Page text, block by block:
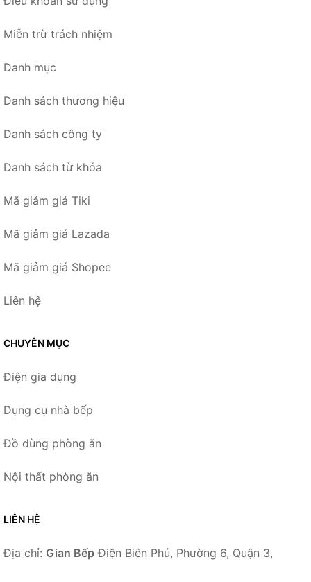
Miễn trừ trách nhiệm
Danh mục
Danh sách thương hiệu
Danh sách công ty
Danh sách từ khóa
Mã giảm giá Tiki
Mã giảm giá Lazada
Mã giảm giá Shopee
Liên hệ
CHUYÊN MỤC
Điện gia dụng
Dụng cụ nhà bếp
Đồ dùng phòng ăn
Nội thất phòng ăn
LIÊN HỆ
Địa chỉ: Gian Bếp Điện Biên Phủ, Phường 6, Quận 3,